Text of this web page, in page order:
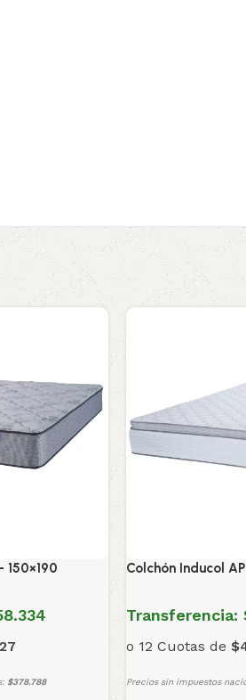
150×190
$378.788
Colchón Inducol
Transferencia:
o 12 Cuotas de
Precios sin impuestos